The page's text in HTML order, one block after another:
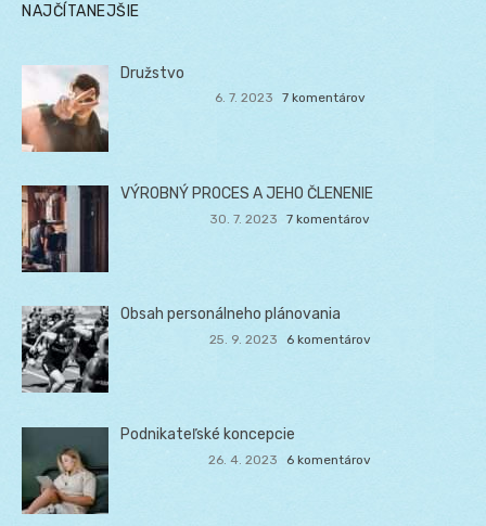
NAJČÍTANEJŠIE
Družstvo
6. 7. 2023 7 komentárov
VÝROBNÝ PROCES A JEHO ČLENENIE
30. 7. 2023 7 komentárov
Obsah personálneho plánovania
25. 9. 2023 6 komentárov
Podnikateľské koncepcie
26. 4. 2023 6 komentárov